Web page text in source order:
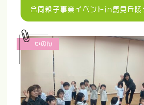
合同親子事業イベントin馬見丘陵
かのん